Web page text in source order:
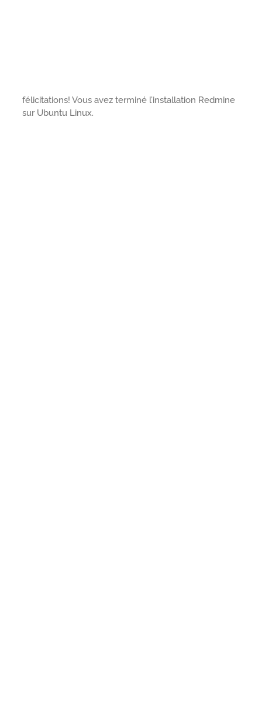
félicitations! Vous avez terminé l’installation Redmine
sur Ubuntu Linux.